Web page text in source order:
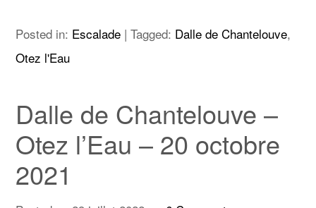
Posted in: Escalade |Tagged: Dalle de Chantelouve,
Otez l'Eau
Dalle de Chantelouve –
Otez l’Eau – 20 octobre
2021